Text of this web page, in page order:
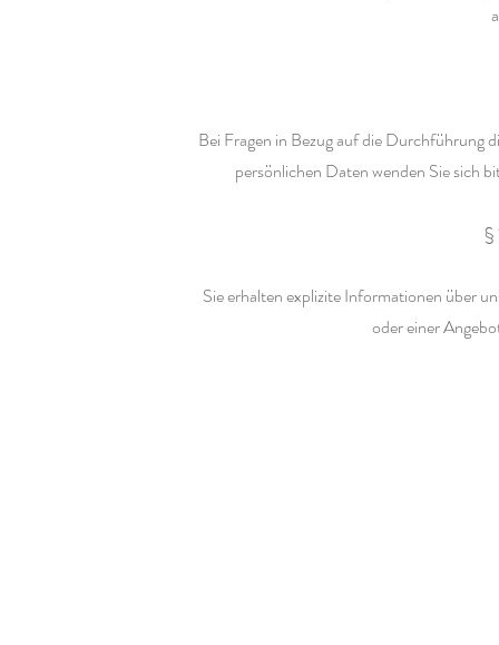
Bei Fragen in Bezug auf die Durchführung
persönlichen Daten wenden Sie sich
§
Sie erhalten explizite Informationen über
oder einer